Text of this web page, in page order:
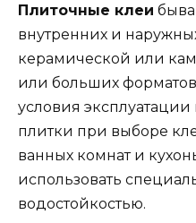
Плиточные клеи
внутренних и
керамической или
или больших
условия
плитки при выборе
ванных комнат и
использовать
водостойкостью.